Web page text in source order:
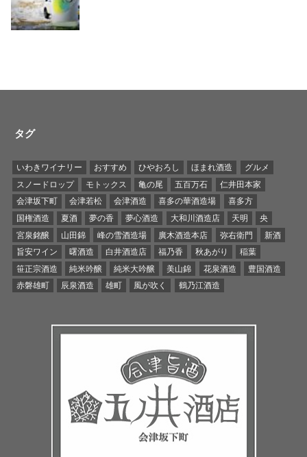
タグ
いわきワイナリー おすすめ ひやおろし ほまれ酒造
グルメ
スノードロップ
モトックス 亀の尾 五百万石
仁井田本家
会津坂下町
会津若松 会津酒造 喜多の華酒造場
喜多方
国権酒造
夏酒 夢の香 夢心酒造 大和川酒造店 天明
央
宮泉銘醸
山田錦 峰の雪酒造場 廣木酒造本店 弥右衛門
新酒
旨安ワイン
曙酒造 白井酒造店 福乃香 秋あがり
稲葉
笹正宗酒造
純米吟醸 純米大吟醸 美山錦 花泉酒造
豊国酒造
赤磐雄町
辰泉酒造 雄町 風が吹く 鶴乃江酒造